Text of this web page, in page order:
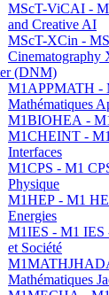
MScT-ViCAI -
and Creative AI
MScT-XCin -
Cinematography
(DNM)
M1APPMATH -
Mathématiques
M1BIOHEA -
M1CHEINT -
Interfaces
M1CPS - M1
Physique
M1HEP - M1
Energies
M1IES - M1 IES
et Société
Mathématiques